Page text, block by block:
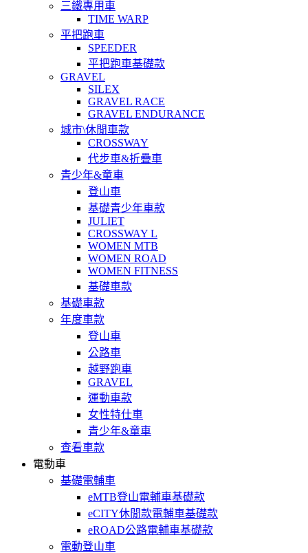
三鐵專用車
TIME WARP
平把跑車
SPEEDER
平把跑車基礎款
GRAVEL
SILEX
GRAVEL RACE
GRAVEL ENDURANCE
城市\休閒車款
CROSSWAY
代步車&折疊車
青少年&童車
登山車
基礎青少年車款
JULIET
CROSSWAY L
WOMEN MTB
WOMEN ROAD
WOMEN FITNESS
基礎車款
基礎車款
年度車款
登山車
公路車
越野跑車
GRAVEL
運動車款
女性特仕車
青少年&童車
查看車款
電動車
基礎電輔車
eMTB登山電輔車基礎款
eCITY休閒款電輔車基礎款
eROAD公路電輔車基礎款
電動登山車